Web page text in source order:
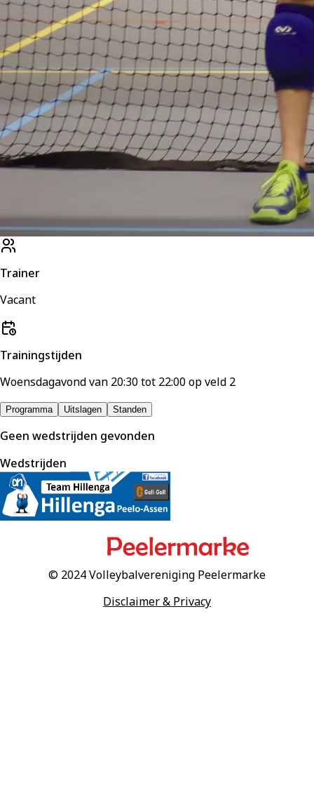
Trainer
Vacant
Trainingstijden
Woensdagavond van 20:30tot 22:00op veld 2
Wedstrijden
Programma Uitslagen Standen
Geen wedstrijden gevonden
© 2024 Volleybalvereniging Peelermarke
Disclaimer & Privacy